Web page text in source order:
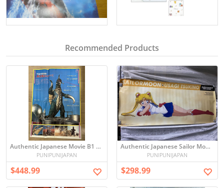
Recommended Products
Authentic Japanese Movie B1 Period Original Vintage Poster - Request to Buy
PUNIPUNIJAPAN
$448.99
Authentic Japanese Sailor Moon Vintage Poster - period original (当時物 長期保管品 美少女戦士セーラームーンR 月野うさぎ 等身大ポスター 168×72cm 超特大 全身)
PUNIPUNIJAPAN
$298.99